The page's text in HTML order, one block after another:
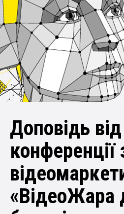
Доповідь
конференції
«ВідеоЖара